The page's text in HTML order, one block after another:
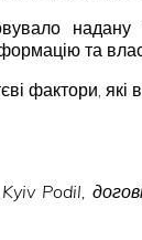
та
фактори,
Podil,